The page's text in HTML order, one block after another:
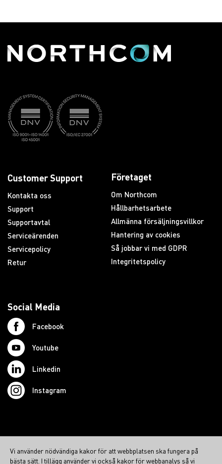
Customer Support
Kontakta oss
Support
Supportavtal
Serviceärenden
Servicepolicy
Retur
Företaget
Om Northcom
Hållbarhetsarbete
Allmänna försäljningsvillkor
Hantering av cookies
Så jobbar vi med GDPR
Integritetspolicy
Social Media
Facebook
Youtube
Linkedin
Instagram
northcom.no
Vi använder nödvändiga kakor för att webbplatsen ska fungera på
bästa sätt. I tillägg använder vi också kakor för webbanalys så vi